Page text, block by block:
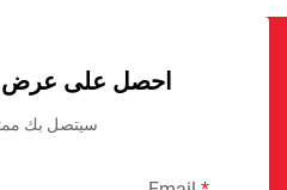
احصل على عرض
سيتصل بك